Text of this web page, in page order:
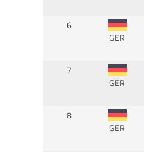
6
GER
7
GER
8
GER